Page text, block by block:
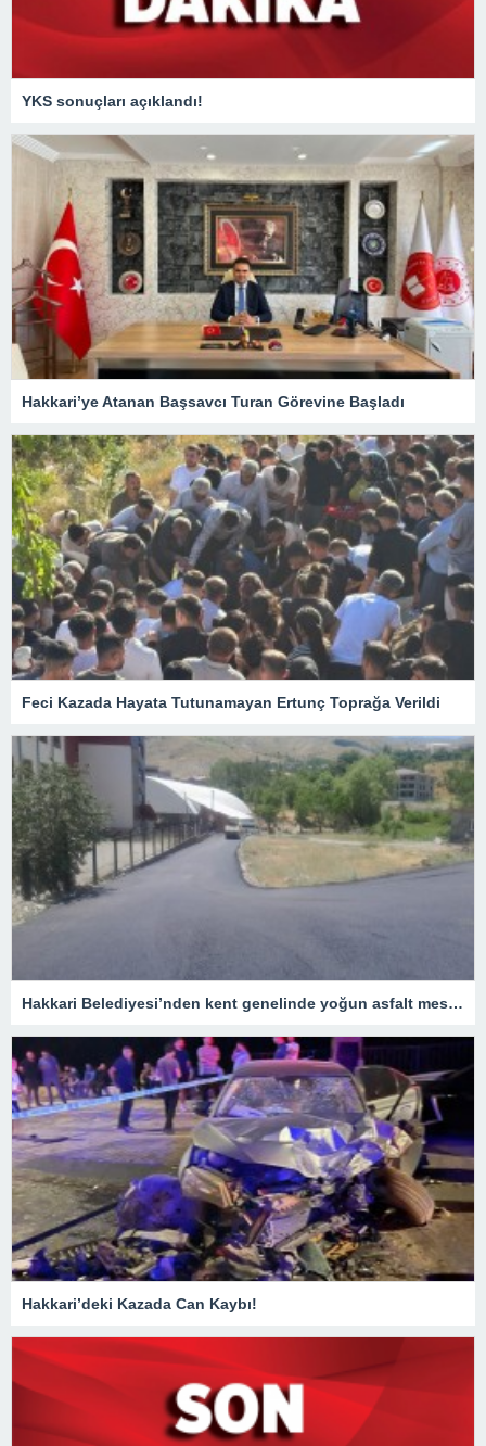
YKS sonuçları açıklandı!
Hakkari’ye Atanan Başsavcı Turan Görevine Başladı
Feci Kazada Hayata Tutunamayan Ertunç Toprağa Verildi
Hakkari Belediyesi’nden kent genelinde yoğun asfalt mesaisi
Hakkari’deki Kazada Can Kaybı!